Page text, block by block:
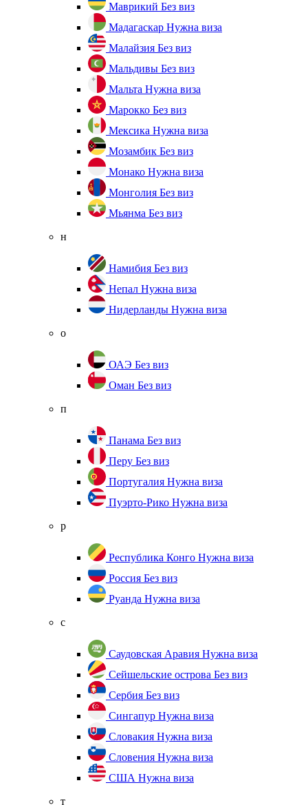
Маврикий Без виз
Мадагаскар Нужна виза
Малайзия Без виз
Мальдивы Без виз
Мальта Нужна виза
Марокко Без виз
Мексика Нужна виза
Мозамбик Без виз
Монако Нужна виза
Монголия Без виз
Мьянма Без виз
н
Намибия Без виз
Непал Нужна виза
Нидерланды Нужна виза
о
ОАЭ Без виз
Оман Без виз
п
Панама Без виз
Перу Без виз
Португалия Нужна виза
Пуэрто-Рико Нужна виза
р
Республика Конго Нужна виза
Россия Без виз
Руанда Нужна виза
с
Саудовская Аравия Нужна виза
Сейшельские острова Без виз
Сербия Без виз
Сингапур Нужна виза
Словакия Нужна виза
Словения Нужна виза
США Нужна виза
т